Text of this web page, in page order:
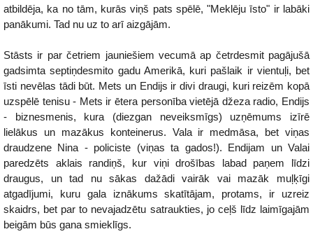
atbildēja, ka no tām, kurās viņš pats spēlē, "Meklēju īsto" ir labāki
panākumi. Tad nu uz to arī aizgājām.
Stāsts ir par četriem jauniešiem vecumā ap četrdesmit pagājušā
gadsimta septiņdesmito gadu Amerikā, kuri pašlaik ir vientuļi, bet
īsti nevēlas tādi būt. Mets un Endijs ir divi draugi, kuri reizēm kopā
uzspēlē tenisu - Mets ir ētera personība vietējā džeza radio, Endijs
- biznesmenis, kura (diezgan neveiksmīgs) uzņēmums izīrē
lielākus un mazākus konteinerus. Vala ir medmāsa, bet viņas
draudzene Nina - policiste (viņas ta gados!). Endijam un Valai
paredzēts aklais randiņš, kur viņi drošības labad paņem līdzi
draugus, un tad nu sākas dažādi vairāk vai mazāk muļķīgi
atgadījumi, kuru gala iznākums skatītājam, protams, ir uzreiz
skaidrs, bet par to nevajadzētu satraukties, jo ceļš līdz laimīgajām
beigām būs gana smieklīgs.